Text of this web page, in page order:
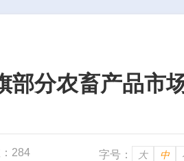
部分农畜产品市
284 字号： 大 中